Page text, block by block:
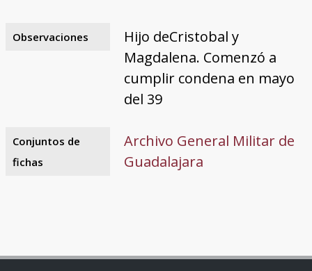
Observaciones
Hijo deCristobal y
Magdalena. Comenzó a
cumplir condena en mayo
del 39
Conjuntos de
fichas
Archivo General Militar de
Guadalajara